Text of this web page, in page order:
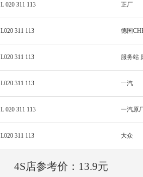
L 020 311 113 正厂
L020 311 113 德国
L020 311 113 服务站
L020 311 113 一汽
L 020 311 113 一汽原
L020 311 113 大众
4S店参考价：13.9元